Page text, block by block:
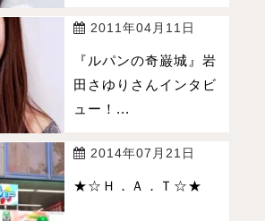
2011年04月11日
『ルパンの奇巌城』岩
田さゆりさんインタビ
ュー！...
2014年07月21日
★☆Ｈ．Ａ．Ｔ☆★